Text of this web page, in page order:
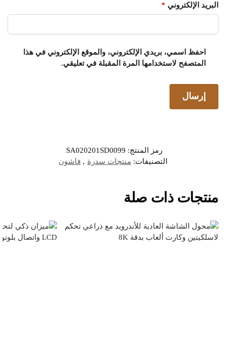
البريد الإلكتروني *
احفظ اسمي، بريدي الإلكتروني، والموقع الإلكتروني في هذا
المتصفح لاستخدامها المرة المقبلة في تعليقي.
رمز المنتج: SA020201SD0099
التصنيفات: منتجات سدرة , فاشون
منتجات ذات صلة